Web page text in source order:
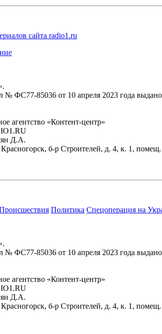
сайта radio1.ru
№ ФС77-85036 от 10 апреля 2023 года
агентство «Контент-центр»
Д.А.
Красногорск, б-р Строителей, д. 4, к. 1,
Политика Спецоперация на
№ ФС77-85036 от 10 апреля 2023 года
агентство «Контент-центр»
Д.А.
Красногорск, б-р Строителей, д. 4, к. 1,